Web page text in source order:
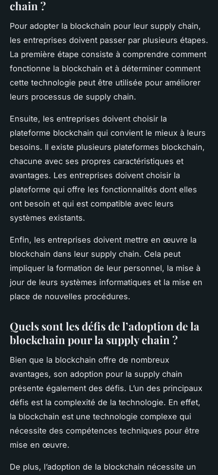
chain ?
Pour adopter la blockchain pour leur supply chain,
les entreprises doivent passer par plusieurs étapes.
La première étape consiste à comprendre comment
fonctionne la blockchain et à déterminer comment
cette technologie peut être utilisée pour améliorer
leurs processus de supply chain.
Ensuite, les entreprises doivent choisir la
plateforme blockchain qui convient le mieux à leurs
besoins. Il existe plusieurs plateformes blockchain,
chacune avec ses propres caractéristiques et
avantages. Les entreprises doivent choisir la
plateforme qui offre les fonctionnalités dont elles
ont besoin et qui est compatible avec leurs
systèmes existants.
Enfin, les entreprises doivent mettre en œuvre la
blockchain dans leur supply chain. Cela peut
impliquer la formation de leur personnel, la mise à
jour de leurs systèmes informatiques et la mise en
place de nouvelles procédures.
Quels sont les défis de l’adoption de la
blockchain pour la supply chain ?
Bien que la blockchain offre de nombreux
avantages, son adoption pour la supply chain
présente également des défis. L’un des principaux
défis est la complexité de la technologie. En effet,
la blockchain est une technologie complexe qui
nécessite des compétences techniques pour être
mise en œuvre.
De plus, l’adoption de la blockchain nécessite un